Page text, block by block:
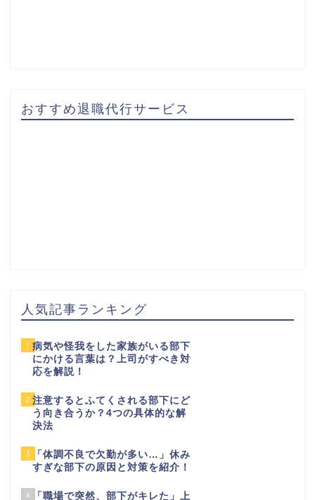
おすすめ退職代行サービス
人気記事ランキング
1 病気や怪我をした家族がいる部下
にかける言葉は？上司がすべき対
応を解説！
2 注意するとふてくされる部下にど
う向き合うか？4つの具体的な解
決法
3
「体調不良で欠勤が多い…」休み
すぎな部下の原因と対策を紹介！
4 「職場で突然、部下がキレた」上